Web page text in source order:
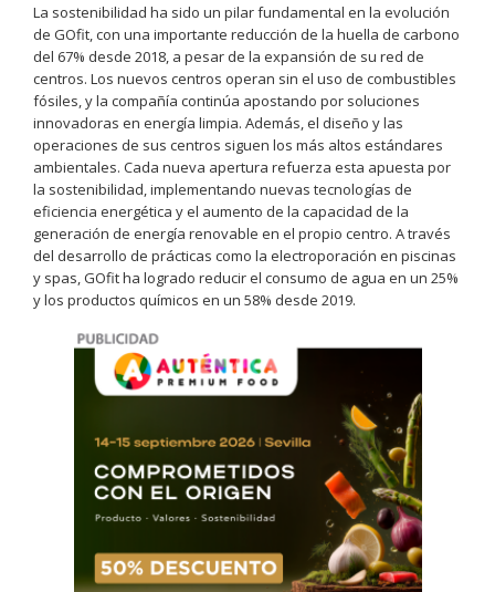
La sostenibilidad ha sido un pilar fundamental en la evolución
de GOfit, con una importante reducción de la huella de carbono
del 67% desde 2018, a pesar de la expansión de su red de
centros. Los nuevos centros operan sin el uso de combustibles
fósiles, y la compañía continúa apostando por soluciones
innovadoras en energía limpia. Además, el diseño y las
operaciones de sus centros siguen los más altos estándares
ambientales. Cada nueva apertura refuerza esta apuesta por
la sostenibilidad, implementando nuevas tecnologías de
eficiencia energética y el aumento de la capacidad de la
generación de energía renovable en el propio centro. A través
del desarrollo de prácticas como la electroporación en piscinas
y spas, GOfit ha logrado reducir el consumo de agua en un 25%
y los productos químicos en un 58% desde 2019.